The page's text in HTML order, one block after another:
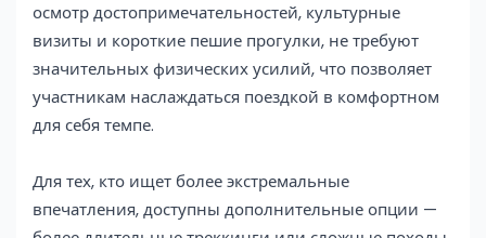
осмотр достопримечательностей, культурные
визиты и короткие пешие прогулки, не требуют
значительных физических усилий, что позволяет
участникам наслаждаться поездкой в комфортном
для себя темпе.
Для тех, кто ищет более экстремальные
впечатления, доступны дополнительные опции —